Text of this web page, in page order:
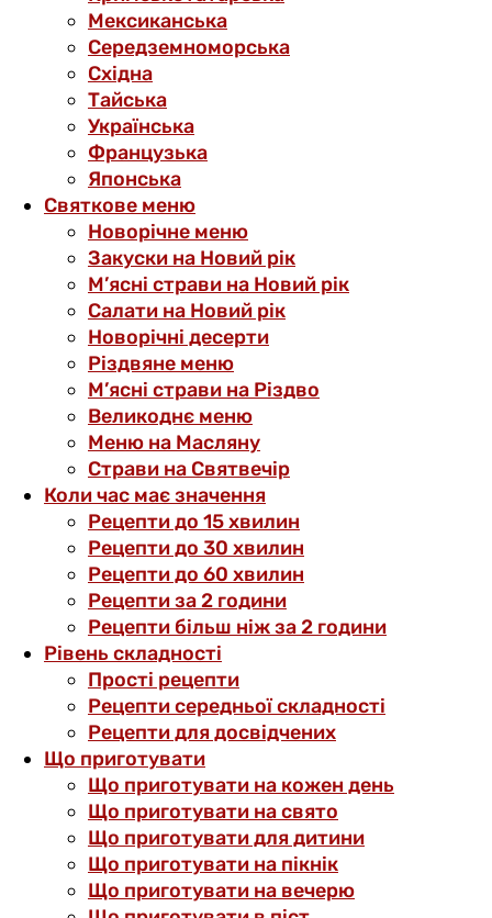
Мексиканська
Середземноморська
Східна
Тайська
Українська
Французька
Японська
Святкове меню
Новорічне меню
Закуски на Новий рік
М’ясні страви на Новий рік
Салати на Новий рік
Новорічні десерти
Різдвяне меню
М’ясні страви на Різдво
Великоднє меню
Меню на Масляну
Страви на Святвечір
Коли час має значення
Рецепти до 15 хвилин
Рецепти до 30 хвилин
Рецепти до 60 хвилин
Рецепти за 2 години
Рецепти більш ніж за 2 години
Рівень складності
Прості рецепти
Рецепти середньої складності
Рецепти для досвідчених
Що приготувати
Що приготувати на кожен день
Що приготувати на свято
Що приготувати для дитини
Що приготувати на пікнік
Що приготувати на вечерю